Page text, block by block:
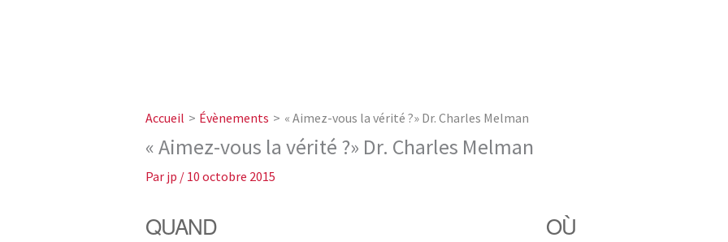
Accueil Évènements « Aimez-vous la vérité ?» Dr. Charles Melman
« Aimez-vous la vérité ?» Dr. Charles Melman
Par jp / 10 octobre 2015
QUAND OÙ